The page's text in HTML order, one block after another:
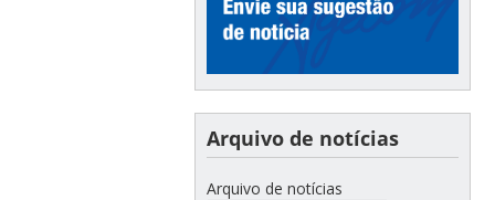
Arquivo de notícias
Arquivo de notícias